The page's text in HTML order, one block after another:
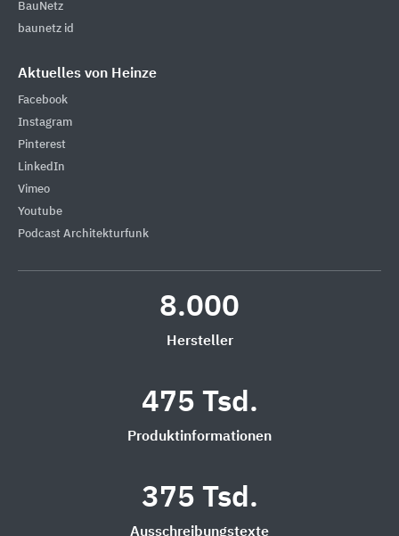
BauNetz
baunetz id
Aktuelles von Heinze
Facebook
Instagram
Pinterest
LinkedIn
Vimeo
Youtube
Podcast Architekturfunk
8.000
Hersteller
475 Tsd.
Produktinformationen
375 Tsd.
Ausschreibungstexte